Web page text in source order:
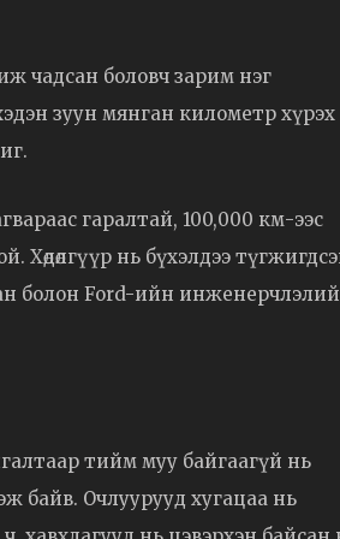
чадсан боловч зарим нэг
зуун мянган километр хүрэх
гаралтай, 100,000 км-ээс
Хөдөлгүүр нь бүхэлдээ
болон Ford-ийн
тийм муу байгаагүй нь
байв. Очлуурууд хугацаа нь